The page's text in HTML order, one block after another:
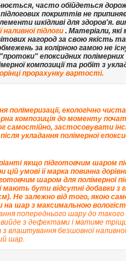
часто обійдеться
покриттів не
шкідливі для здоров'я.
підлоги . Матеріали, які
нагород за свою якість та
за колірною гамою не
епоксидних полімерних
композиції та робіт з
прорахунку вартості.
екологічно чиста
композиція до моменту
самостійно, застосовувати
укладання полімерної
якщо підготовчим шаром
умові її марка повинна
шаром для полімерної
мають бути відсутні добавки з
Не залежно від того, якою
на шар з максимальною
попереднього шару до такого
з дефектами і матиме
влаштування безшовної
шар.